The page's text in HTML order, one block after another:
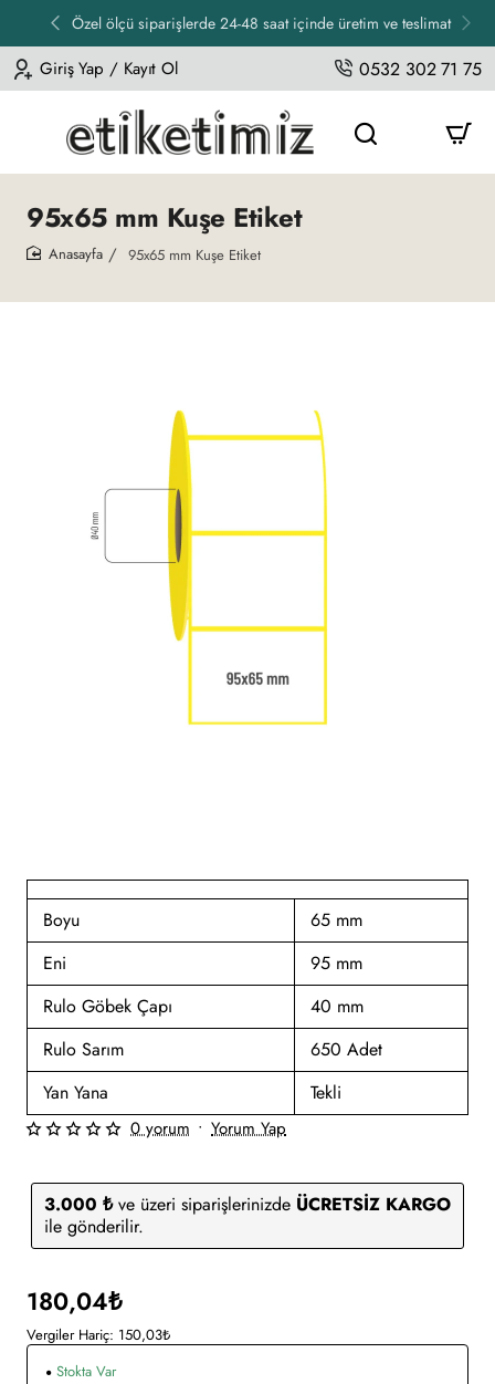
Özel ölçü siparişlerde 24-48 saat içinde üretim ve teslimat
Giriş Yap / Kayıt Ol 0532 302 71 75
95x65 mm Kuşe Etiket
95x65 mm Kuşe Etiket
Boyu
65 mm
Eni
95 mm
Rulo Göbek Çapı
40 mm
Rulo Sarım
650 Adet
Yan Yana
Tekli
3.000 ₺ve üzeri siparişlerinizde ÜCRETSİZ KARGO
ile gönderilir.
0 yorum • Yorum Yap
180,04₺
Vergiler Hariç: 150,03₺
Stokta Var